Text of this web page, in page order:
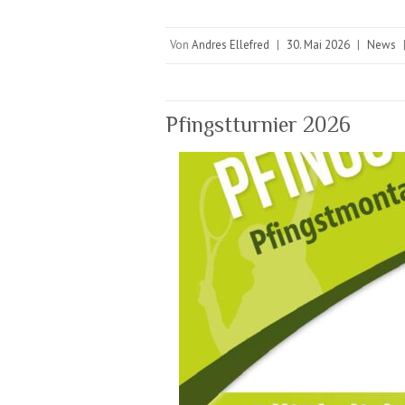
Von Andres Ellefred | 30. Mai 2026 | News |
Pfingstturnier 2026